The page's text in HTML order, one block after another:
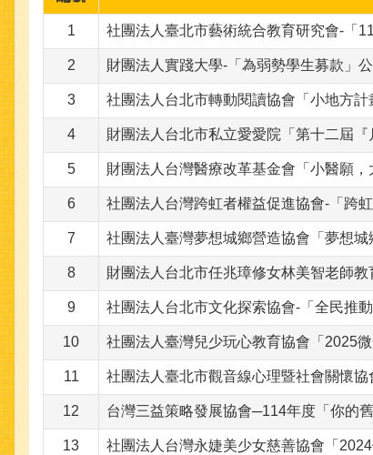
1 社團法人臺北市藝術統合教育研究會-「
2 財團法人實踐大學-「為弱勢學生募款」
3 社團法人台北市轉動閱讀協會「小地方
4 財團法人台北市私立愛愛院「第十二屆
5 財團法人台灣醫療改革基金會「小醫願
6 社團法人台灣跨虹者權益促進協會-「跨
7 社團法人臺灣夢想城鄉營造協會「夢想
8 財團法人台北市任兆璋修女林美智老師
9 社團法人台北市文化探索協會-「全民推
10 社團法人臺灣兒少玩心教育協會「2025
11 社團法人臺北市觀音線心理暨社會關懷
12 台灣三益策略發展協會─114年度「你的
13 社團法人台灣永婕美少女慈善協會「